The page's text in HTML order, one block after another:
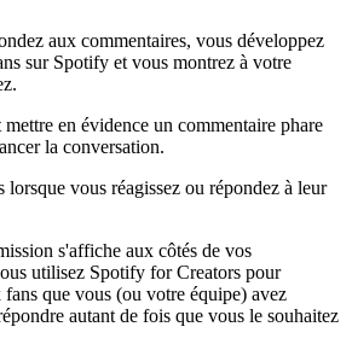
aux commentaires, vous développez
sur Spotify et vous montrez à votre
en évidence un commentaire phare
la conversation.
vous réagissez ou répondez à leur
s'affiche aux côtés de vos
utilisez Spotify for Creators pour
que vous (ou votre équipe) avez
autant de fois que vous le souhaitez